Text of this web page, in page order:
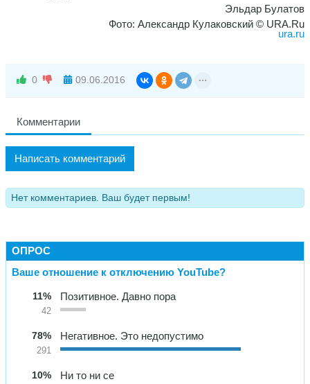
Эльдар Булатов
Фото: Александр Кулаковский © URA.Ru
ura.ru
0 09.06.2016
Комментарии
Написать комментарий
Нет комментариев. Ваш будет первым!
ОПРОС
Ваше отношение к отключению YouTube?
11%
42
Позитивное. Давно пора
78%
291
Негативное. Это недопустимо
10% Ни то ни се